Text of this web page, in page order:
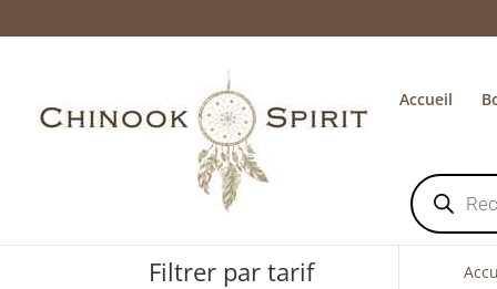
Accueil
Recherche
de
produits
Filtrer par tarif